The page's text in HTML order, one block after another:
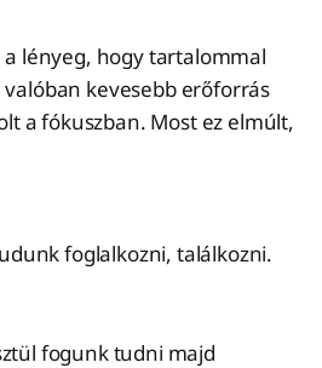
lényeg, hogy tartalommal
kevesebb erőforrás
a fókuszban. Most ez elmúlt,
foglalkozni, találkozni.
fogunk tudni majd